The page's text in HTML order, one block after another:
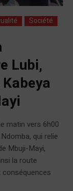
Société
Lubi,
matin vers 6h00
qui relie
Mbuji-Mayi,
la route
conséquences